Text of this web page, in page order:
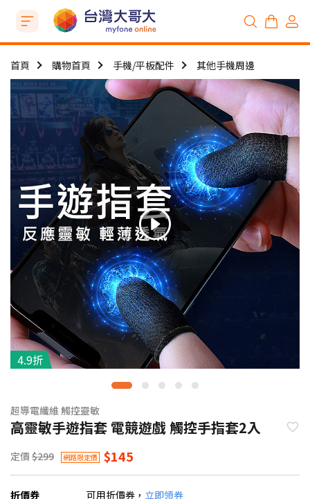
首頁 購物首頁 手機/平板配件 其他手機周邊
4.9折
超導電纖維 觸控靈敏
高靈敏手遊指套 電競遊戲 觸控手指套2入
定價 $299 網路限定價 $145
折價券 可用折價券， 立即領券